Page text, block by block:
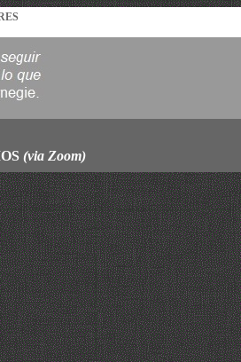
(via Zoom)